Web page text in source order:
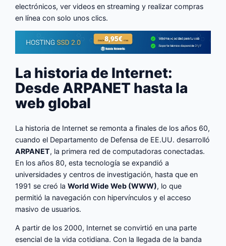
electrónicos, ver videos en streaming y realizar compras
en línea con solo unos clics.
La historia de Internet:
Desde ARPANET hasta la
web global
La historia de Internet se remonta a finales de los años 60,
cuando el Departamento de Defensa de EE.UU. desarrolló
ARPANET, la primera red de computadoras conectadas.
En los años 80, esta tecnología se expandió a
universidades y centros de investigación, hasta que en
1991 se creó laWorld Wide Web (WWW), lo que
permitió la navegación con hipervínculos y el acceso
masivo de usuarios.
A partir de los 2000, Internet se convirtió en una parte
esencial de la vida cotidiana. Con la llegada de la banda